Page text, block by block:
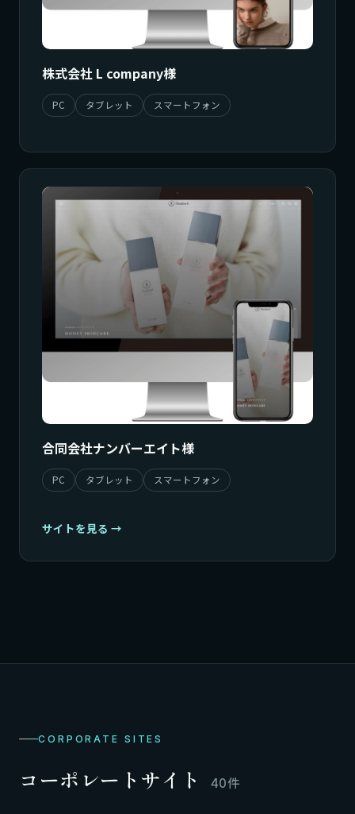
株式会社 L company様
PC タブレット スマートフォン
合同会社ナンバーエイト様
PC タブレット スマートフォン
サイトを見る
CORPORATE SITES
コーポレートサイト 40件